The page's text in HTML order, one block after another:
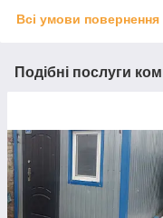
Всі умови повернення
Подібні послуги